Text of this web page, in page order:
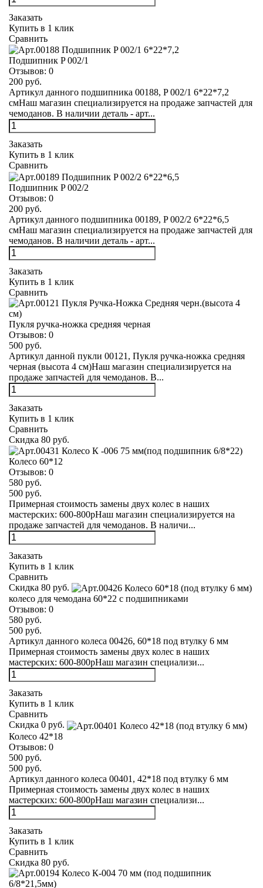
Заказать
Купить в 1 клик
Сравнить
Подшипник P 002/1
Отзывов: 0
200 руб.
Артикул данного подшипника 00188, P 002/1 6*22*7,2
смНаш магазин специализируется на продаже запчастей для
чемоданов. В наличии деталь - арт...
Заказать
Купить в 1 клик
Сравнить
Подшипник P 002/2
Отзывов: 0
200 руб.
Артикул данного подшипника 00189, P 002/2 6*22*6,5
смНаш магазин специализируется на продаже запчастей для
чемоданов. В наличии деталь - арт...
Заказать
Купить в 1 клик
Сравнить
Пукля ручка-ножка средняя черная
Отзывов: 0
500 руб.
Артикул данной пукли 00121, Пукля ручка-ножка средняя
черная (высота 4 см)Наш магазин специализируется на
продаже запчастей для чемоданов. В...
Заказать
Купить в 1 клик
Сравнить
Скидка 80 руб.
Колесо 60*12
Отзывов: 0
580 руб.
500 руб.
Примерная стоимость замены двух колес в наших
мастерских: 600-800рНаш магазин специализируется на
продаже запчастей для чемоданов. В наличи...
Заказать
Купить в 1 клик
Сравнить
Скидка 80 руб.
колесо для чемодана 60*22 с подшипниками
Отзывов: 0
580 руб.
500 руб.
Артикул данного колеса 00426, 60*18 под втулку 6 мм
Примерная стоимость замены двух колес в наших
мастерских: 600-800рНаш магазин специализи...
Заказать
Купить в 1 клик
Сравнить
Скидка 0 руб.
Колесо 42*18
Отзывов: 0
500 руб.
500 руб.
Артикул данного колеса 00401, 42*18 под втулку 6 мм
Примерная стоимость замены двух колес в наших
мастерских: 600-800рНаш магазин специализи...
Заказать
Купить в 1 клик
Сравнить
Скидка 80 руб.